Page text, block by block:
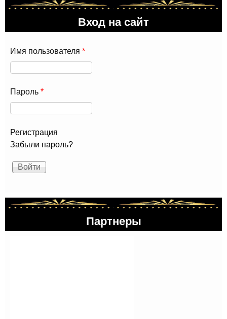
Вход на сайт
Имя пользователя *
Пароль *
Регистрация
Забыли пароль?
Партнеры